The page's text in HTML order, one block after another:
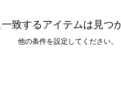
致するアイテムは見つ
他の条件を設定してください。